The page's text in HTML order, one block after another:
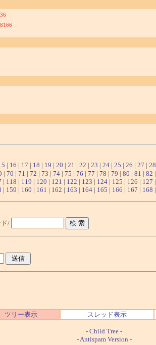
| 16 | 17 | 18 | 19 | 20 | 21 | 22 | 23 | 24 | 25 | 26 | 27 | 28
| 70 | 71 | 72 | 73 | 74 | 75 | 76 | 77 | 78 | 79 | 80 | 81 | 82 |
| 118 | 119 | 120 | 121 | 122 | 123 | 124 | 125 | 126 | 127 |
| 159 | 160 | 161 | 162 | 163 | 164 | 165 | 166 | 167 | 168 |
/
ツリー表示 スレッド表示
- Child Tree -
- Antispam Version -